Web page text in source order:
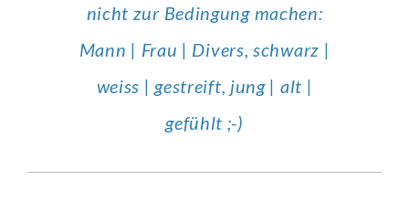
nicht zur Bedingung machen:
Mann | Frau | Divers, schwarz |
weiss | gestreift, jung | alt |
gefühlt ;-)